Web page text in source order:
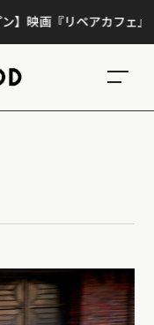
画『リペアカフェ』、